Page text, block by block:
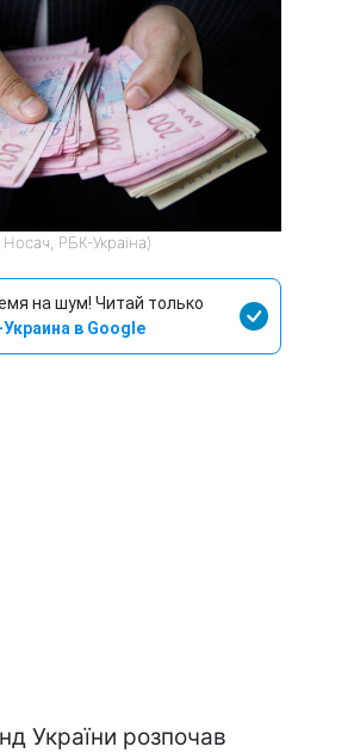
Носач, РБК-Україна)
на шум! Читай только
Украина в Google
України розпочав